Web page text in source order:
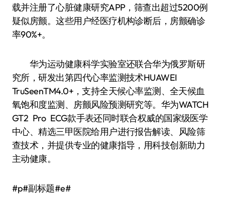
载并注册了心脏健康研究APP，筛查出超过5200例
疑似房颤。这些用户经医疗机构诊断后，房颤确诊
率90%+。
华为运动健康科学实验室还联合华为俄罗斯研
究所，研发出第四代心率监测技术HUAWEI
TruSeenTM4.0+，支持全天候心率监测、全天候血
氧饱和度监测、房颤风险预测研究等。华为WATCH
GT2 Pro ECG款手表还同时联合权威的国家级医学
中心、精选三甲医院给用户进行报告解读、风险筛
查技术，并提供专业的健康指导，用科技创新助力
主动健康。
#p#副标题#e#